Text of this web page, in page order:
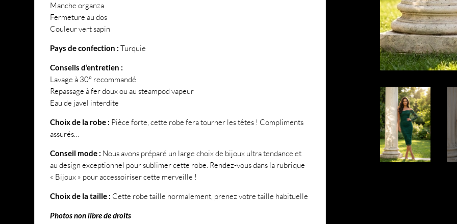
Manche organza
Fermeture au dos
Couleur vert sapin
Pays de confection : Turquie
Conseils d’entretien :
Lavage à 30° recommandé
Repassage à fer doux ou au steampod vapeur
Eau de javel interdite
Choix de la robe : Pièce forte, cette robe fera tourner les têtes ! Compliments
assurés…
Conseil mode : Nous avons préparé un large choix de bijoux ultra tendance et
au design exceptionnel pour sublimer cette robe. Rendez-vous dans la rubrique
« Bijoux » pour accessoiriser cette merveille !
Choix de la taille : Cette robe taille normalement, prenez votre taille habituelle
Photos non libre de droits